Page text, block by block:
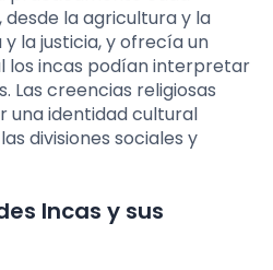
la agricultura y la
la justicia, y ofrecía un
los incas podían interpretar
Las creencias religiosas
una identidad cultural
divisiones sociales y
Incas y sus